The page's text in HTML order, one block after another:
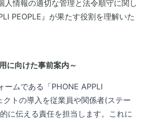
人情報の適切な管理と法令順守に関し
PEOPLE』が果たす役割を理解いた
に向けた事前案内～
ームである「PHONE APPLI
クトの導入を従業員や関係者(ステー
に伝える責任を担当します。これに